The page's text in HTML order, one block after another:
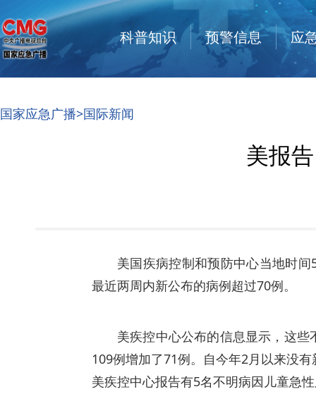
科普知识 预警信息 应
国家应急广播>国际新闻
美报
美国疾病控制和预防中心当地时
最近两周内新公布的病例超过70例。
美疾控中心公布的信息显示，这
109例增加了71例。自今年2月以来没
美疾控中心报告有5名不明病因儿童急